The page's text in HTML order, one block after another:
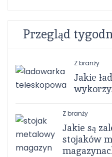
Przegląd
Z branży
Jakie
Z branży
Jakie są
stojaków